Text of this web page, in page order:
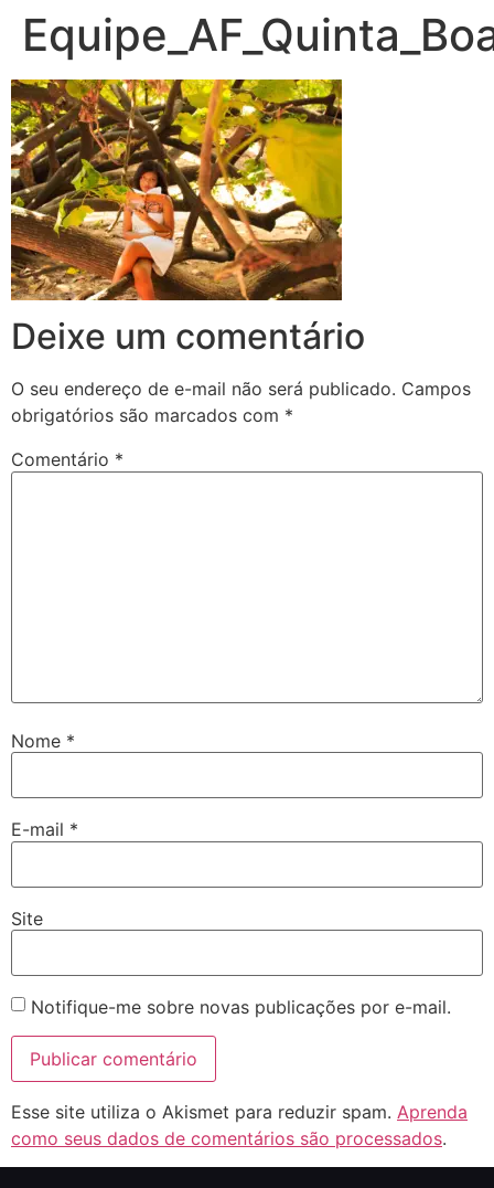
Deixe um comentário
O seu endereço de e-mail não será publicado. Campos
obrigatórios são marcados com *
Comentário *
Nome *
E-mail *
Site
Notifique-me sobre novas publicações por e-mail.
Esse site utiliza o Akismet para reduzir spam. Aprenda
como seus dados de comentários são processados.